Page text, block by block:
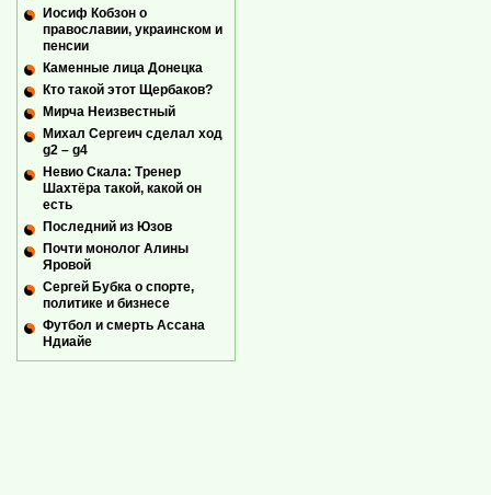
Иосиф Кобзон о
православии, украинском и
пенсии
Каменные лица Донецка
Кто такой этот Щербаков?
Мирча Неизвестный
Михал Сергеич сделал ход
g2 – g4
Невио Скала: Тренер
Шахтёра такой, какой он
есть
Последний из Юзов
Почти монолог Алины
Яровой
Сергей Бубка о спорте,
политике и бизнесе
Футбол и смерть Ассана
Ндиайе